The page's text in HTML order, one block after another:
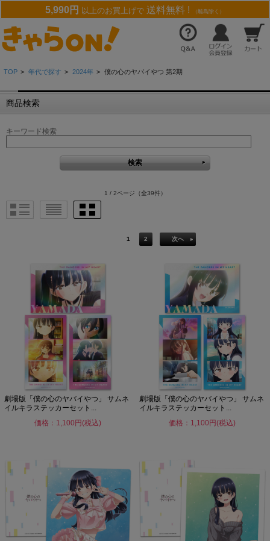
5,990円 以上のお買上げで 送料無料 ! （離島除く）
TOP > 年代で探す > 2024年 > 僕の心のヤバイやつ 第2期
商品検索
キーワード検索
1 / 2ページ （全39件）
1 2 次へ
劇場版「僕の心のヤバイやつ」 サムネ
イルキラステッカーセット...
価格：1,100円(税込)
劇場版「僕の心のヤバイやつ」 サムネ
イルキラステッカーセット...
価格：1,100円(税込)